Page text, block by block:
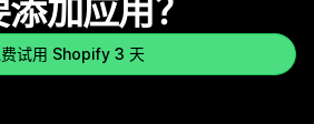
加应用？
试用 Shopify 3 天